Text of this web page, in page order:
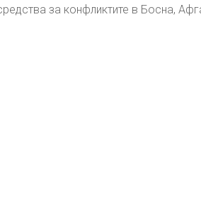
за конфликтите в Босна,